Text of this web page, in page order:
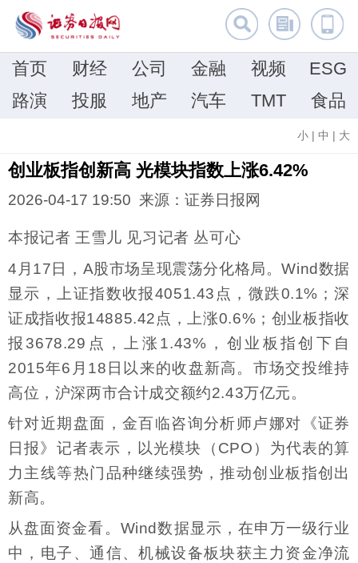
首页 财经 公司 金融 视频
ESG
路演
投服 地产 汽车 TMT 食品
小 | 中 | 大
创业板指创新高 光模块指数上涨6.42%
2026-04-17 19:50 来源：证券日报网
本报记者 王雪儿 见习记者 丛可心
4月17日，A股市场呈现震荡分化格局。Wind数据
显示，上证指数收报4051.43点，微跌0.1%；深
证成指收报14885.42点，上涨0.6%；创业板指收
报3678.29点，上涨1.43%，创业板指创下自
2015年6月18日以来的收盘新高。市场交投维持
高位，沪深两市合计成交额约2.43万亿元。
针对近期盘面，金百临咨询分析师卢娜对《证券
日报》记者表示，以光模块（CPO）为代表的算
力主线等热门品种继续强势，推动创业板指创出
新高。
从盘面资金看。Wind数据显示，在申万一级行业
中，电子、通信、机械设备板块获主力资金净流